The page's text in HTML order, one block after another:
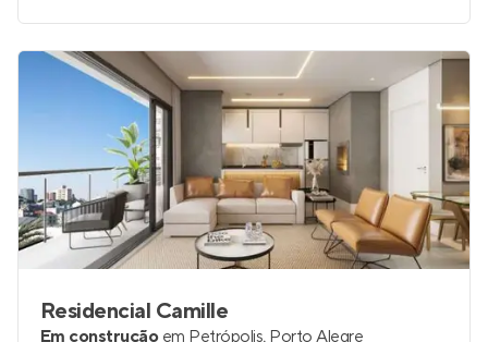
Residencial Camille
Em construção em Petrópolis, Porto Alegre